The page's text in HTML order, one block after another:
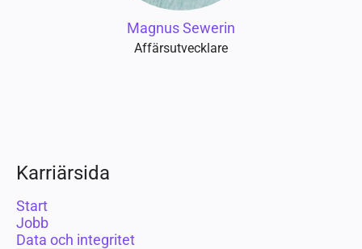
Magnus Sewerin
Affärsutvecklare
Karriärsida
Start
Jobb
Data och integritet